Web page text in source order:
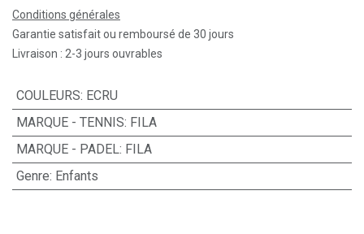
Conditions générales
Garantie satisfait ou remboursé de 30 jours
Livraison : 2-3 jours ouvrables
COULEURS: ECRU
MARQUE - TENNIS: FILA
MARQUE - PADEL: FILA
Genre: Enfants